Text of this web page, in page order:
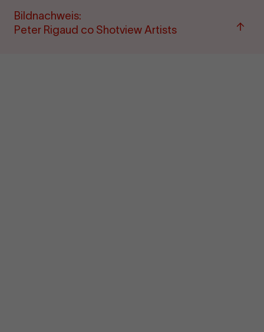
Bildnachweis:
Peter Rigaud co Shotview Artists
Zu